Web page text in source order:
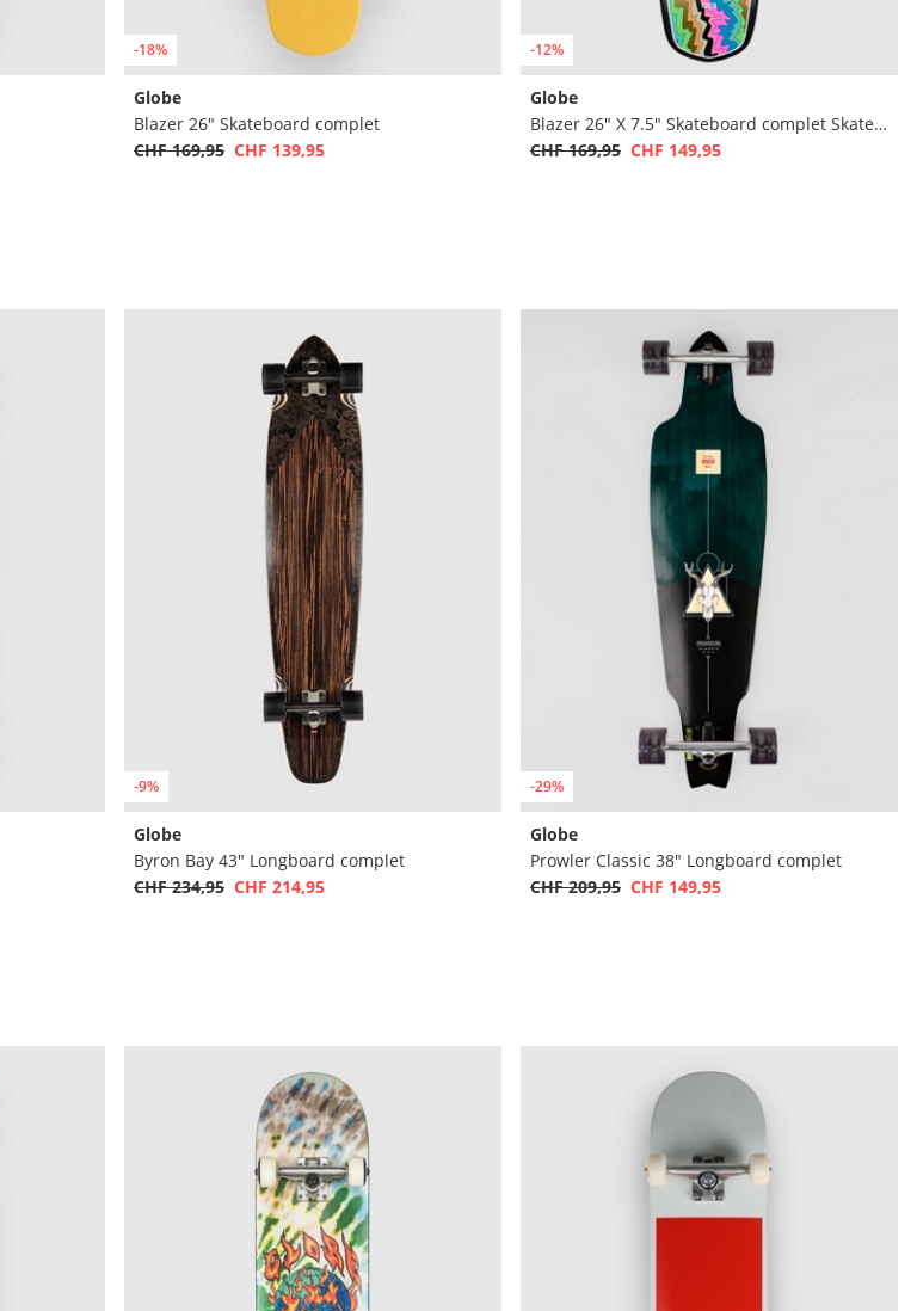
-18%
Globe
Blazer 26" Skateboard complet
CHF 169,95 CHF 139,95
-12%
Globe
Blazer 26" X 7.5" Skateboard complet Skateboard complet
CHF 169,95 CHF 149,95
-9%
Globe
Byron Bay 43" Longboard complet
CHF 234,95 CHF 214,95
-29%
Globe
Prowler Classic 38" Longboard complet
CHF 209,95 CHF 149,95